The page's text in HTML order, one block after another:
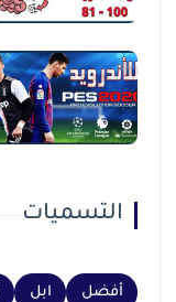
التسميات
أفضل ابل